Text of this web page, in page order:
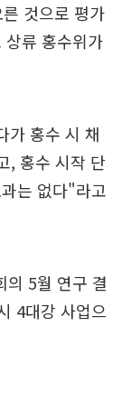
것으로 평가
상류 홍수위가
가 홍수 시 채
, 홍수 시작 단
는 없다"라고
의 5월 연구 결
4대강 사업으